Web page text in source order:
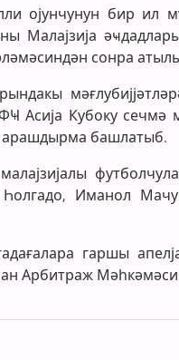
ојунчунун бир ил
Малајзија
сонра
Асија Кубоку сечмә
арашдырма башлатыб.
Һолгадо, Иманол
гаршы
Арбитраж